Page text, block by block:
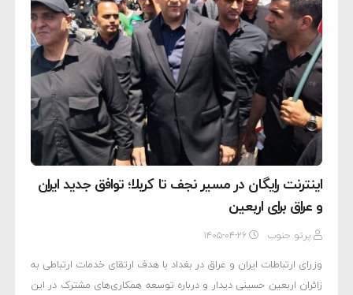
اینترنت رایگان در مسیر نجف تا کربلا؛ توافق جدید ایران
و عراق برای اربعین
پرتو جنوب ۱۴۰۵-۰۴-۲۶
وزرای ارتباطات ایران و عراق در بغداد با هدف ارتقای خدمات ارتباطی به
زائران اربعین حسینی دیدار و درباره توسعه همکاری‌های مشترک در این